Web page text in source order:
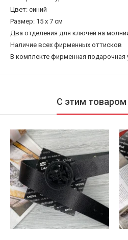
Цвет: синий
Размер: 15 x 7 см
Два отделения для ключей на
Наличие всех фирменных оттисков
В комплекте фирменная подарочная
С этим